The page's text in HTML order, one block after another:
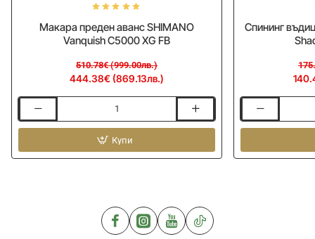
Макара преден аванс SHIMANO
Vanquish C5000 XG FB
444.38€ (869.13лв.)
510.78€ (999.00лв.)
преден
SHIMANO
Купи
Спининг
въдица
Yasei